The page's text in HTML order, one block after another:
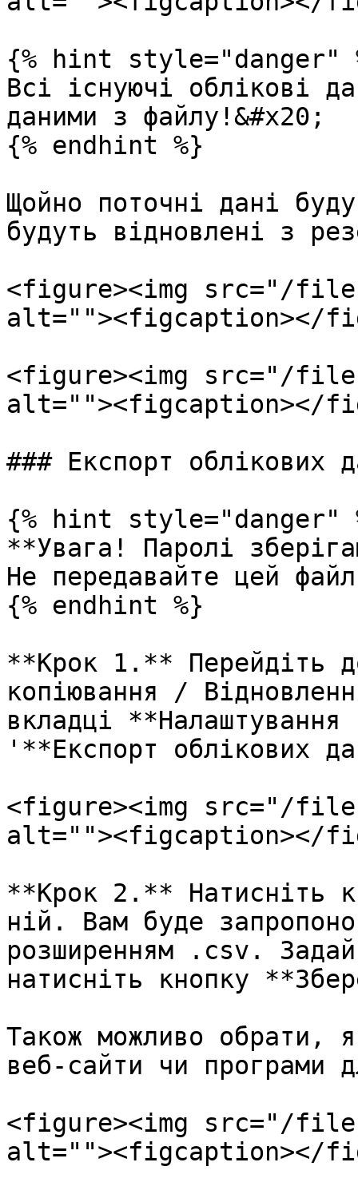
{% hint style="danger"
Всі існуючі облікові
даними з файлу!&#x20;
{% endhint %}
Щойно поточні дані
будуть відновлені з
<figure><img src="/files/
alt=""><figcaption></
<figure><img src="/files/
alt=""><figcaption></
### Експорт облікових
{% hint style="danger"
**Увага! Паролі
Не передавайте цей
{% endhint %}
**Крок 1.** Перейдіть
копіювання /
вкладці
'**Експорт облікових
<figure><img src="/files/
alt=""><figcaption></
**Крок 2.** Натисніть
ній. Вам буде
розширенням .csv.
натисніть кнопку
Також можливо обрати,
веб-сайти чи програми
<figure><img src="/files/
alt=""><figcaption></